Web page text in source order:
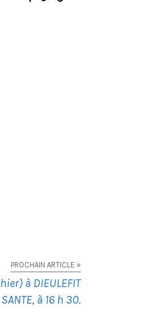
PROCHAIN ARTICLE »
à DIEULEFIT
SANTE, à 16 h 30.